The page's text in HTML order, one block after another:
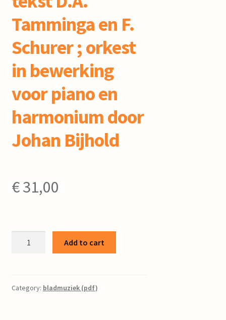
Tamminga en F.
Schurer ; orkest
in bewerking
voor piano en
harmonium door
Johan Bijhold
€31,00
fjilden
Add to cart
Category: bladmuziek (pdf)